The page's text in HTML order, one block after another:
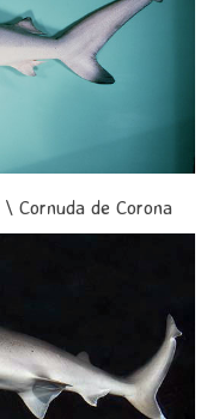
Cornuda de Corona